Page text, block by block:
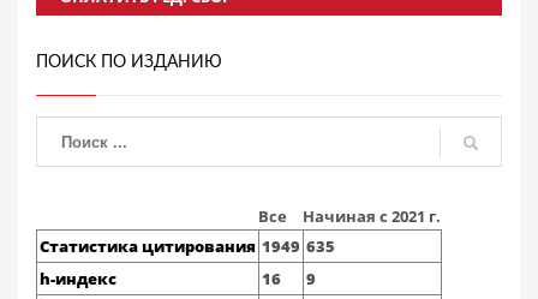
ПОИСК ПО ИЗДАНИЮ
Все
Начиная с 2021 г.
Статистика цитирования 1949 635
h-индекс
16
9